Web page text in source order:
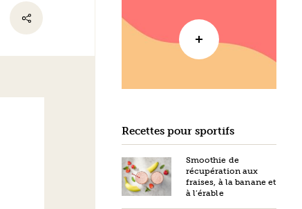
Recettes pour sportifs
Smoothie de
récupération aux
fraises, à la banane et
à l’érable